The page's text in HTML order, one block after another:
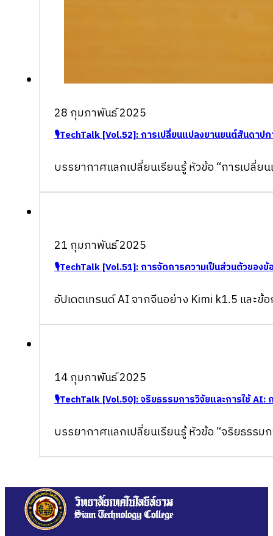
28 กุมภาพันธ์ 2025
🎙TechTalk [Vol.52]: การเปลี่ยนแปลงยานยนต์สันดาป
บรรยากาศแลกเปลี่ยนเรียนรู้ หัวข้อ “การเปลี่
21 กุมภาพันธ์ 2025
🎙TechTalk [Vol.51]: การจัดการความเป็นส่วนตัวของ
อัปเดตเทรนด์ AI จากจีนอย่าง Kimi k1.5 และ
14 กุมภาพันธ์ 2025
🎙TechTalk [Vol.50]: จริยธรรมการวิจัยและการใช้
บรรยากาศแลกเปลี่ยนเรียนรู้ หัวข้อ “จริยธรร